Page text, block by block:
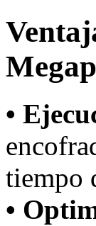
•
tiempo
•